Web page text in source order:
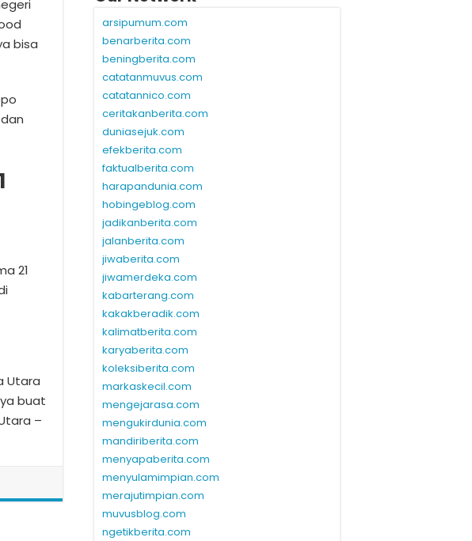
bisa
21
Utara
buat
–
arsipumum.com
benarberita.com
beningberita.com
catatanmuvus.com
catatannico.com
ceritakanberita.com
duniasejuk.com
efekberita.com
faktualberita.com
harapandunia.com
hobingeblog.com
jadikanberita.com
jalanberita.com
jiwaberita.com
jiwamerdeka.com
kabarterang.com
kakakberadik.com
kalimatberita.com
karyaberita.com
koleksiberita.com
markaskecil.com
mengejarasa.com
mengukirdunia.com
mandiriberita.com
menyapaberita.com
menyulamimpian.com
merajutimpian.com
muvusblog.com
ngetikberita.com